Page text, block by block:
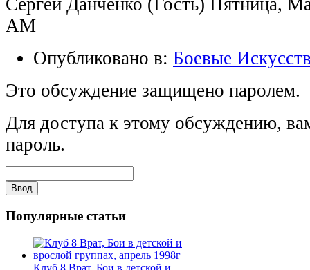
Сергей Данченко (Гость) Пятница,
AM
Опубликовано в: Боевые
Это обсуждение защищено паролем.
Для доступа к этому обсуждению,
пароль.
Популярные статьи
Клуб 8 Врат, Бои в детской и